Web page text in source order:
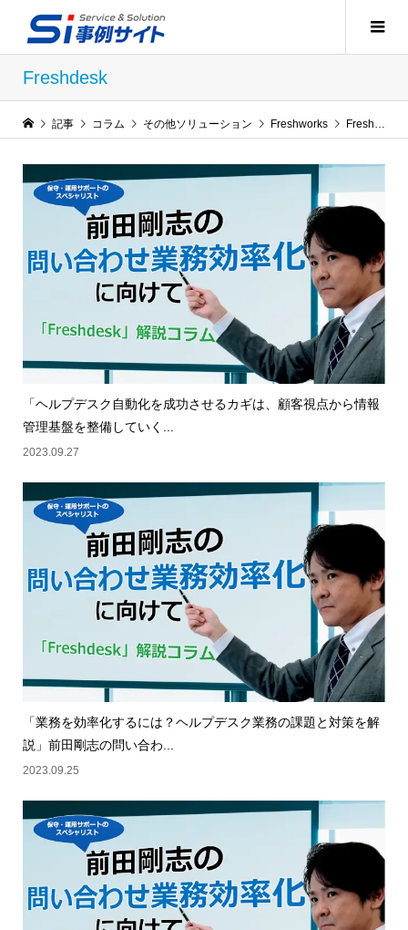
Freshdesk
記事 コラム その他ソリューション Freshworks Freshdesk
「ヘルプデスク自動化を成功させるカギは、顧客視点から情報
管理基盤を整備していく...
2023.09.27
「業務を効率化するには？ヘルプデスク業務の課題と対策を解
説」前田剛志の問い合わ...
2023.09.25